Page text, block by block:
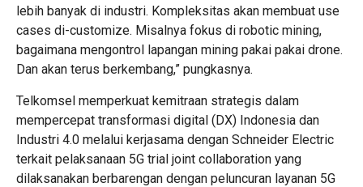
lebih banyak di industri. Kompleksitas akan membuat use
cases di-customize. Misalnya fokus di robotic mining,
bagaimana mengontrol lapangan mining pakai pakai drone.
Dan akan terus berkembang,” pungkasnya.
Telkomsel memperkuat kemitraan strategis dalam
mempercepat transformasi digital (DX) Indonesia dan
Industri 4.0 melalui kerjasama dengan Schneider Electric
terkait pelaksanaan 5G trial joint collaboration yang
dilaksanakan berbarengan dengan peluncuran layanan 5G